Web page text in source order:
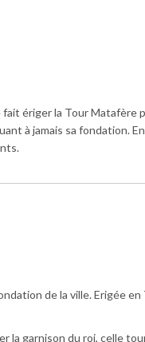
fait ériger la Tour Matafère
à jamais sa fondation.
de la ville. Erigée
la garnison du roi, celle